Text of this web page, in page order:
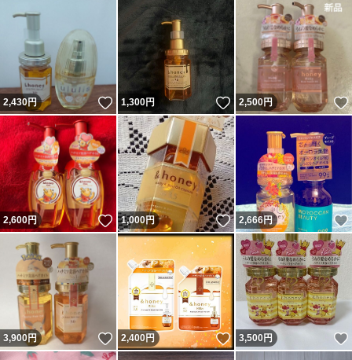
2,430円 いいね！
1,300円 いいね！
2,500円
2,600円 いいね！
1,000円 いいね！
2,666円
3,900円 いいね！
2,400円 いいね！
3,500円